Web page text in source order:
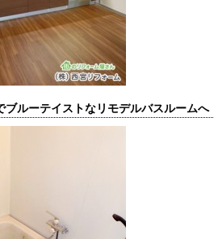
ブルーテイストなリモデルバスルームへ